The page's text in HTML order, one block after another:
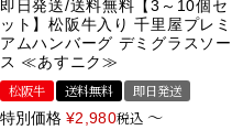
即日発送/送料無料【3～10個セ
ット】松阪牛入り 千里屋プレミ
アムハンバーグ デミグラスソー
ス ≪あすニク≫
松阪牛
送料無料
即日発送
特別価格 ¥2,980税込 〜